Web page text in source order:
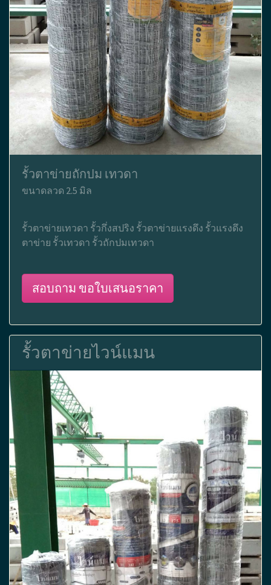
รั้วตาข่ายถักปม เทวดา
ขนาดลวด 2.5 มิล
รั้วตาข่ายเทวดา รั้วกึ่งสปริง รั้วตาข่ายแรงดึง รั้วแรงดึง
ตาข่าย รั้วเทวดา รั้วถักปมเทวดา
สอบถาม ขอใบเสนอราคา
รั้วตาข่ายไวน์แมน